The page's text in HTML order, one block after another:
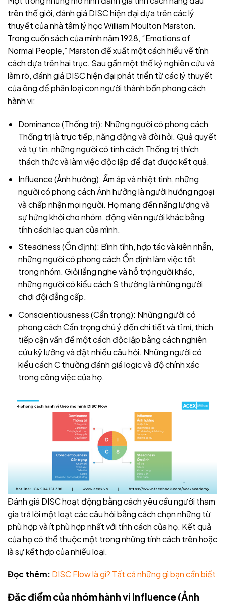
trên thế giới, đánh giá DISC hiện đại dựa trên các lý
thuyết của nhà tâm lý học William Moulton Marston.
Trong cuốn sách của mình năm 1928, “Emotions of
Normal People,” Marston đề xuất một cách hiểu về tính
cách dựa trên hai trục. Sau gần một thế kỷ nghiên cứu và
làm rõ, đánh giá DISC hiện đại phát triển từ các lý thuyết
của ông để phân loại con người thành bốn phong cách
hành vi:
Dominance (Thống trị): Những người có phong cách
Thống trị là trực tiếp, năng động và đòi hỏi. Quả quyết
và tự tin, những người có tính cách Thống trị thích
thách thức và làm việc độc lập để đạt được kết quả.
Influence (Ảnh hưởng): Ấm áp và nhiệt tình, những
người có phong cách Ảnh hưởng là người hướng ngoại
và chấp nhận mọi người. Họ mang đến năng lượng và
sự hứng khởi cho nhóm, động viên người khác bằng
tính cách lạc quan của mình.
Steadiness (Ổn định): Bình tĩnh, hợp tác và kiên nhẫn,
những người có phong cách Ổn định làm việc tốt
trong nhóm. Giỏi lắng nghe và hỗ trợ người khác,
những người có kiểu cách S thường là những người
chơi đội đẳng cấp.
Conscientiousness (Cẩn trọng): Những người có
phong cách Cẩn trọng chú ý đến chi tiết và tỉ mỉ, thích
tiếp cận vấn đề một cách độc lập bằng cách nghiên
cứu kỹ lưỡng và đặt nhiều câu hỏi. Những người có
kiểu cách C thường đánh giá logic và độ chính xác
trong công việc của họ.
Đánh giá DISC hoạt động bằng cách yêu cầu người tham
gia trả lời một loạt các câu hỏi bằng cách chọn những từ
phù hợp và ít phù hợp nhất với tính cách của họ. Kết quả
của họ có thể thuộc một trong những tính cách trên hoặc
là sự kết hợp của nhiều loại.
Đọc thêm: DISC Flow là gì? Tất cả những gì bạn cần biết
Đặc điểm của nhóm hành vi Influence (Ảnh